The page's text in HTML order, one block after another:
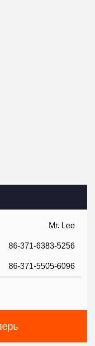
Mr. Lee
86-371-6383-5256
86-371-5505-6096